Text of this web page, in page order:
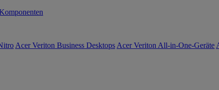
Acer Veriton Business Desktops Acer Veriton All-in-One-Geräte